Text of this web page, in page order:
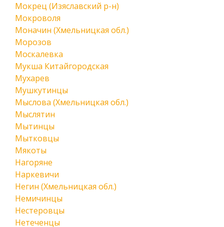
Мокрец (Изяславский р-н)
Мокроволя
Моначин (Хмельницкая обл.)
Морозов
Москалевка
Мукша Китайгородская
Мухарев
Мушкутинцы
Мыслова (Хмельницкая обл.)
Мыслятин
Мытинцы
Мытковцы
Мякоты
Нагоряне
Наркевичи
Негин (Хмельницкая обл.)
Немичинцы
Нестеровцы
Нетеченцы